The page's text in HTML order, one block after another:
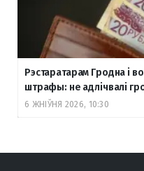
Рэстаратарам Гродна і
штрафы: не адлічвалі
6 ЖНІЎНЯ 2026, 10:30